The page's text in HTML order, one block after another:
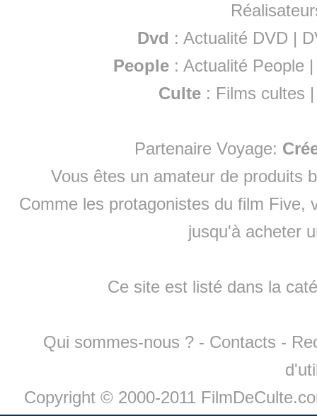
Dvd : Actualité DVD |
People :Actualité People
Culte : Films cultes
Partenaire Voyage:
Vous êtes un amateur de produits
Comme les protagonistes du film Five,
jusqu'à acheter
Ce site est listé dans la
Qui sommes-nous ? - Contacts -
Copyright © 2000-2011